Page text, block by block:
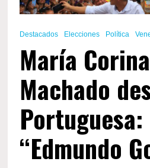
Destacados Elecciones Política
María Corina
Machado
Portuguesa:
“Edmundo